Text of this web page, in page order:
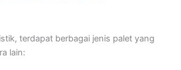
terdapat berbagai jenis palet yang
lain: